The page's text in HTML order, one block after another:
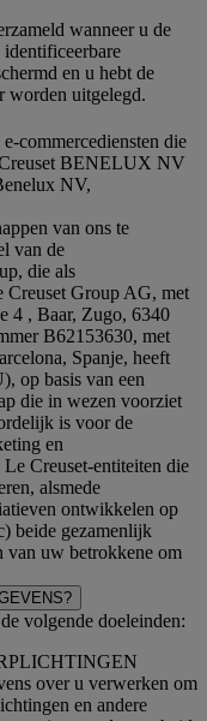
wanneer u de
en u hebt de
worden uitgelegd.
commercediensten die
Creuset BENELUX NV
NV,
van ons te
van de
die als
Creuset Group AG, met
4 , Baar, Zugo, 6340
B62153630, met
Spanje, heeft
op basis van een
die in wezen voorziet
is voor de
en
Creuset-entiteiten die
alsmede
ontwikkelen op
beide gezamenlijk
van uw betrokkene om
volgende doeleinden:
over u verwerken om
en andere